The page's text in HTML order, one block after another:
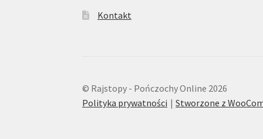
Kontakt
© Rajstopy - Pończochy Online 2026
Polityka prywatności
Stworzone z